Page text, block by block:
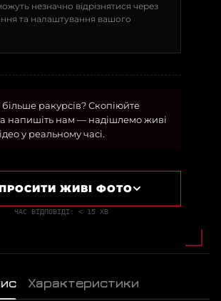
незначно відрізнятися через
та налаштування вашого
ракурсів? Скопіюйте
напишіть нам — надішлемо живі
у реальному часі.
ЖИВІ ФОТО
ЧАС ВІДПОВІДІ: < 15 ХВ
Характеристики